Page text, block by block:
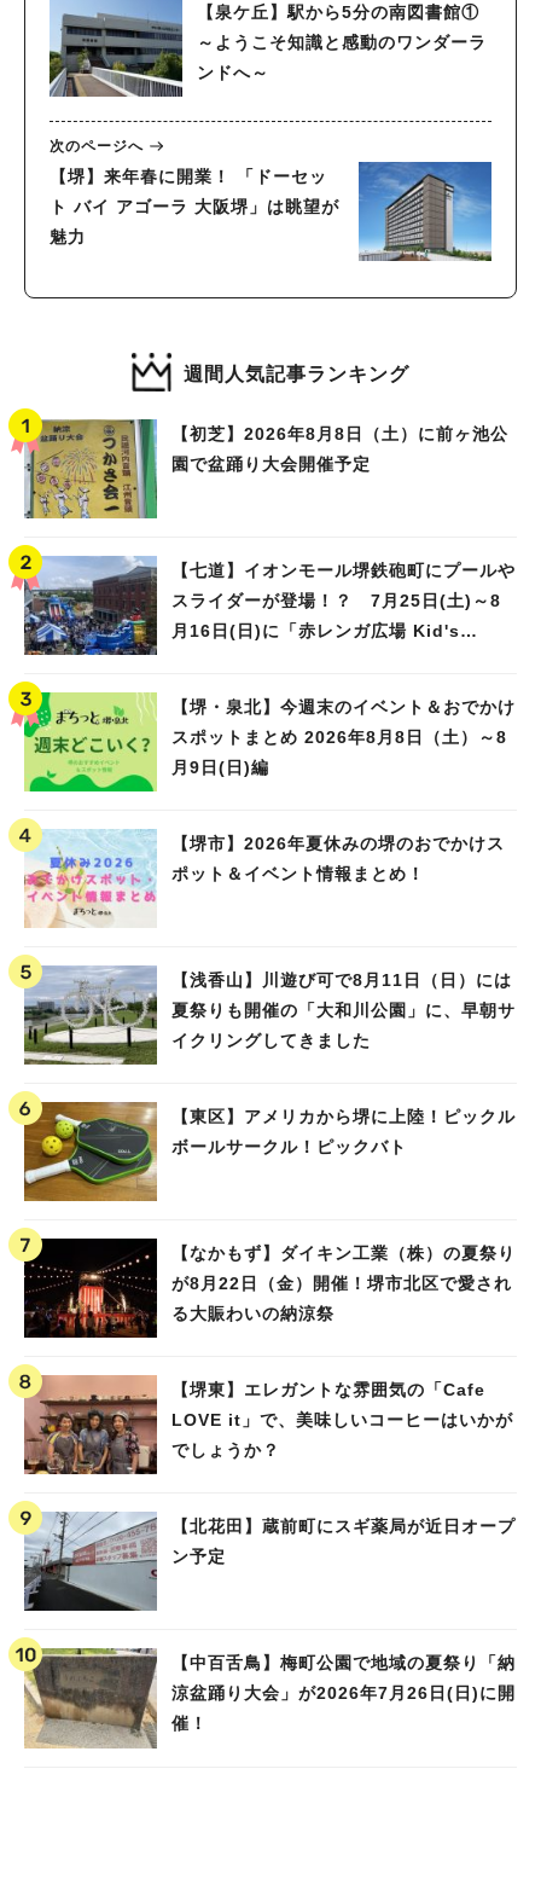
【泉ケ丘】駅から5分の南図書館①
～ようこそ知識と感動のワンダーラ
ンドへ～
次のページへ
【堺】来年春に開業！ 「ドーセッ
ト バイ アゴーラ 大阪堺」は眺望が
魅力
週間人気記事ランキング
【初芝】2026年8月8日（土）に前ヶ池公
園で盆踊り大会開催予定
【七道】イオンモール堺鉄砲町にプールや
スライダーが登場！？ 7月25日(土)～8
月16日(日)に「赤レンガ広場 Kid's
【堺・泉北】今週末のイベント＆おでかけ
スポットまとめ 2026年8月8日（土）～8
月9日(日)編
【堺市】2026年夏休みの堺のおでかけス
ポット＆イベント情報まとめ！
【浅香山】川遊び可で8月11日（日）には
夏祭りも開催の「大和川公園」に、早朝サ
イクリングしてきました
【東区】アメリカから堺に上陸！ピックル
ボールサークル！ピックバト
【なかもず】ダイキン工業（株）の夏祭り
が8月22日（金）開催！堺市北区で愛され
る大賑わいの納涼祭
【堺東】エレガントな雰囲気の「Cafe
LOVE it」で、美味しいコーヒーはいかが
でしょうか？
【北花田】蔵前町にスギ薬局が近日オープ
ン予定
【中百舌鳥】梅町公園で地域の夏祭り「納
涼盆踊り大会」が2026年7月26日(日)に開
催！